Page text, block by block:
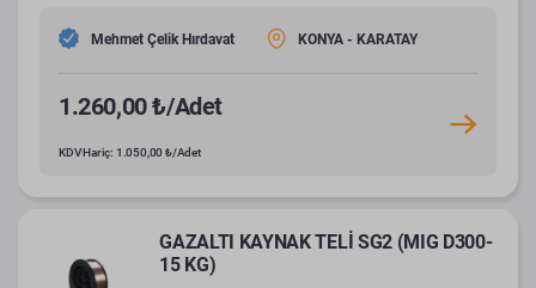
Mehmet Çelik Hırdavat KONYA - KARATAY
1.260,00 ₺/Adet
KDV Hariç: 1.050,00 ₺/Adet
GAZALTI KAYNAK TELİ SG2 (MIG D300-
15 KG)